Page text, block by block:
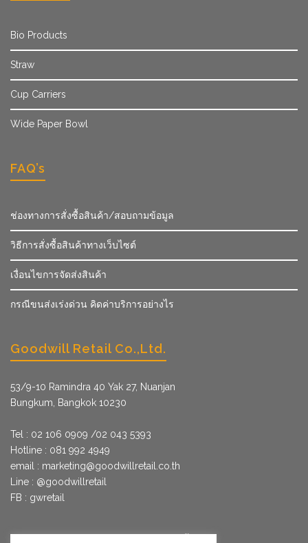
Bio Products
Straw
Cup Carriers
Wide Paper Bowl
FAQ’s
ช่องทางการสั่งซื้อสินค้า/สอบถามข้อมูล
วิธีการสั่งซื้อสินค้าทางเว็บไซต์
เงื่อนไขการจัดส่งสินค้า
กรณีขนส่งเร่งด่วน คิดค่าบริการอย่างไร
Goodwill Retail Co.,Ltd.
53/9­-10 Ramindra 40 Yak 27, Nuanjan
Bungkum, Bangkok 10230
Tel : 02 106 0909 /02 043 5393
Hotline : 081 992 4949
email : marketing@goodwillretail.co.th
Line : @goodwillretail
FB : gwretail